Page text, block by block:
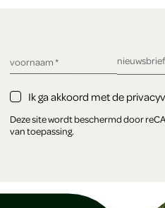
verplicht veld
voornaam* verplicht
nieuwsbrief
Ik ga akkoord met de
Deze site wordt beschermd door
van toepassing.